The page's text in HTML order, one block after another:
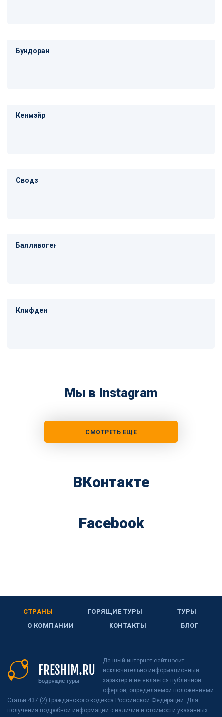
Бундоран
Кенмэйр
Сводз
Балливоген
Клифден
Мы в Instagram
СМОТРЕТЬ ЕЩЕ
ВКонтакте
Facebook
СТРАНЫ ГОРЯЩИЕ ТУРЫ
ТУРЫ
О КОМПАНИИ
КОНТАКТЫ БЛОГ
Данный интернет-сайт носит
исключительно информационный
характер и не является публичной
офертой, определяемой положениями
Статьи 437 (2) Гражданского кодекса Российской Федерации. Для
получения подробной информации о наличии и стоимости указанных